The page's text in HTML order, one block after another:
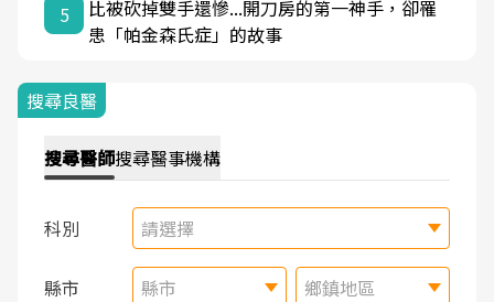
5
比被砍掉雙手還慘...開刀房的第一神手，卻罹
患「帕金森氏症」的故事
搜尋良醫
搜尋醫師搜尋醫事機構
科別 請選擇
縣市 縣市 鄉鎮地區